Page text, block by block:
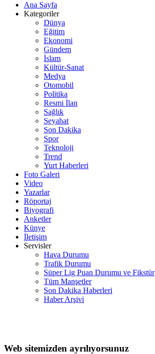
Ana Sayfa
Kategoriler
Dünya
Eğitim
Ekonomi
Gündem
İslam
Kültür-Sanat
Medya
Otomobil
Politika
Resmi İlan
Sağlık
Seyahat
Son Dakika
Spor
Teknoloji
Trend
Yurt Haberleri
Foto Galeri
Video
Yazarlar
Röportaj
Biyografi
Anketler
Künye
İletişim
Servisler
Hava Durumu
Trafik Durumu
Süper Lig Puan Durumu ve Fikstür
Tüm Manşetler
Son Dakika Haberleri
Haber Arşivi
Web sitemizden ayrılıyorsunuz